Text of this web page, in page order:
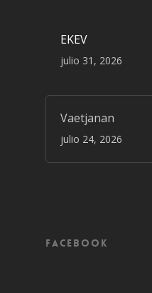
EKEV
julio 31, 2026
Vaetjanan
julio 24, 2026
Facebook